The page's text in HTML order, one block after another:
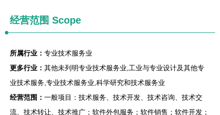
经营范围 Scope
所属行业： 专业技术服务业
更多行业： 其他未列明专业技术服务业,工业与专业设计及其他专
业技术服务,专业技术服务业,科学研究和技术服务业
经营范围： 一般项目：技术服务、技术开发、技术咨询、技术交
流、技术转让、技术推广；软件外包服务；软件销售；软件开发；